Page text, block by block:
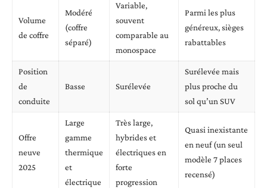
Volume
de coffre
Modéré
(coffre
séparé)
Variable,
souvent
comparable au
monospace
Parmi les plus
généreux, sièges
rabattables
Position
de
conduite
Basse Surélevée
Surélevée mais
plus proche du
sol qu’un SUV
Offre
neuve
2025
Large
gamme
thermique
et
électrique
Très large,
hybrides et
électriques en
forte
progression
Quasi inexistante
en neuf (un seul
modèle 7 places
recensé)